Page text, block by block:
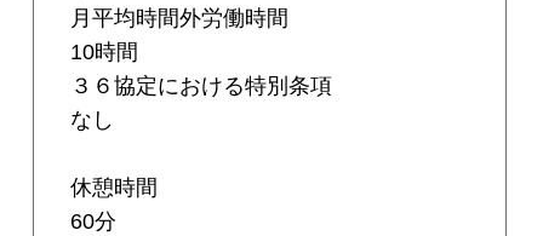
月平均時間外労働時間
10時間
３６協定における特別条項
なし
休憩時間
60分